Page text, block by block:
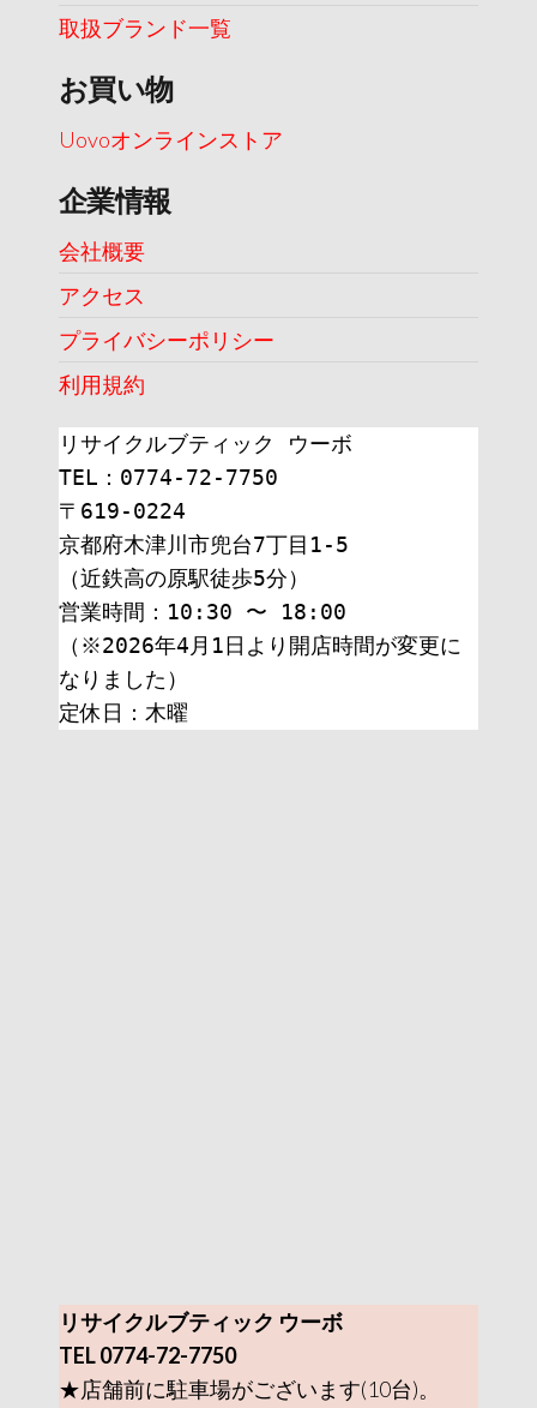
取扱ブランド一覧
お買い物
Uovoオンラインストア
企業情報
会社概要
アクセス
プライバシーポリシー
利用規約
リサイクルブティック ウーボ
TEL：0774-72-7750
〒619-0224
京都府木津川市兜台7丁目1-5
（近鉄高の原駅徒歩5分）
営業時間：10:30 〜 18:00
（※2026年4月1日より開店時間が変更に
なりました）
定休日：木曜
リサイクルブティック ウーボ
TEL 0774-72-7750
★店舗前に駐車場がございます(10台)。